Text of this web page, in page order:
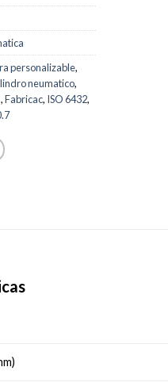
personalizable,
neumatico,
,Fabricac, ISO 6432,